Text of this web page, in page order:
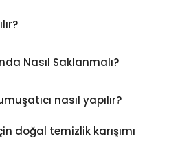
Nasıl Saklanmalı?
nasıl yapılır?
doğal temizlik karışımı